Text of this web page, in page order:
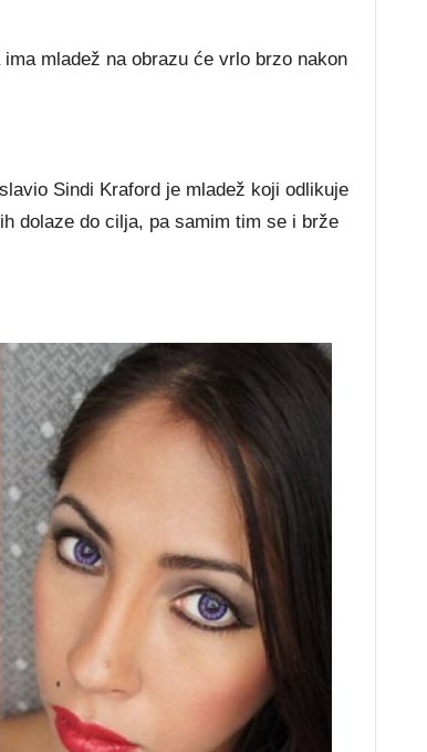
mladež na obrazu će vrlo brzo nakon
Sindi Kraford je mladež koji odlikuje
dolaze do cilja, pa samim tim se i brže